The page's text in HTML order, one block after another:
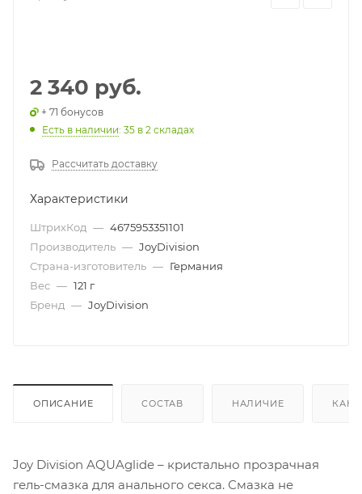
2 340 руб.
+ 71 бонусов
Есть в наличии: 35 в 2 складах
Рассчитать доставку
Характеристики
ШтрихКод — 4675953351101
Производитель — JoyDivision
Страна-изготовитель — Германия
Вес — 121 г
Бренд — JoyDivision
ОПИСАНИЕ СОСТАВ НАЛИЧИЕ КАК
Joy Division AQUAglide – кристально прозрачная
гель-смазка для анального секса. Смазка не